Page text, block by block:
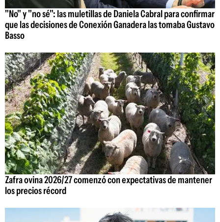
"No" y "no sé": las muletillas de Daniela Cabral para confirmar
que las decisiones de Conexión Ganadera las tomaba Gustavo
Basso
Zafra ovina 2026/27 comenzó con expectativas de mantener
los precios récord